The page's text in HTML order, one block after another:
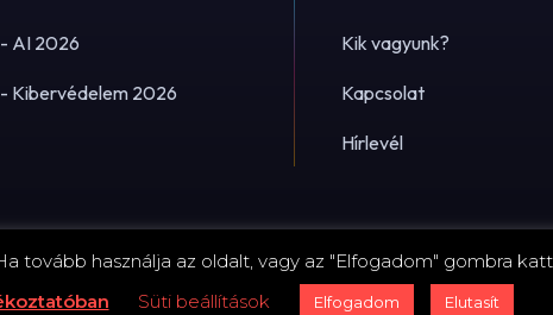
AI 2026
Kibervédelem 2026
Kik vagyunk?
Kapcsolat
Hírlevél
Impresszum · Adatvédelmi tájékoztató
használja az oldalt, vagy az "Elfogadom" gombra
Süti beállítások Elfogadom Elutasít